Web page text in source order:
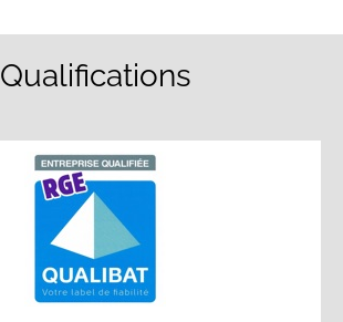
Qualifications